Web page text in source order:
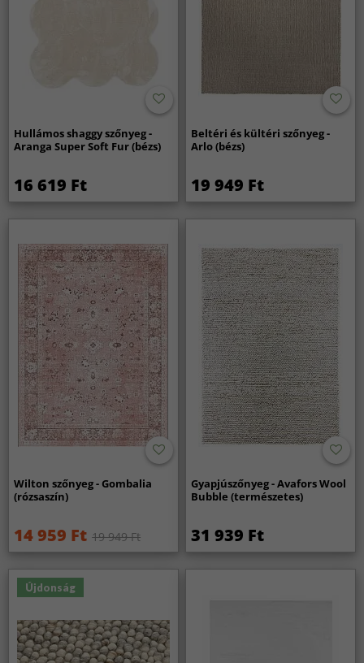
Hullámos shaggy szőnyeg -
Aranga Super Soft Fur (bézs)
16 619 Ft
Beltéri és kültéri szőnyeg -
Arlo (bézs)
19 949 Ft
Wilton szőnyeg - Gombalia
(rózsaszín)
14 959 Ft 19 949 Ft
Gyapjúszőnyeg - Avafors Wool
Bubble (természetes)
31 939 Ft
Újdonság